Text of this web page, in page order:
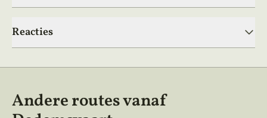
Reacties
Andere routes vanaf